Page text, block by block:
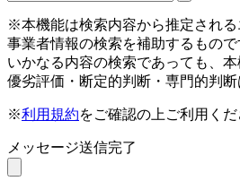
※本機能は検索内容から推定される
事業者情報の検索を補助するもので
いかなる内容の検索であっても、
優劣評価・断定的判断・専門的判断
※利用規約をご確認の上ご利用くだ
メッセージ送信完了